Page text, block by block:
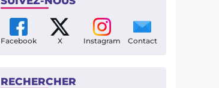
Facebook X Instagram Contact
RECHERCHER